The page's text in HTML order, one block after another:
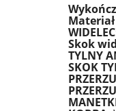
Skok
TYLNY
SKOK